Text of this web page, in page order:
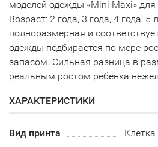
моделей одежды «Mini Maxi» для
Возраст: 2 года, 3 года, 4 года, 5
полноразмерная и
одежды подбирается по мере
запасом. Сильная разница в
реальным ростом ребенка
ХАРАКТЕРИСТИКИ
Вид принта
Клетка